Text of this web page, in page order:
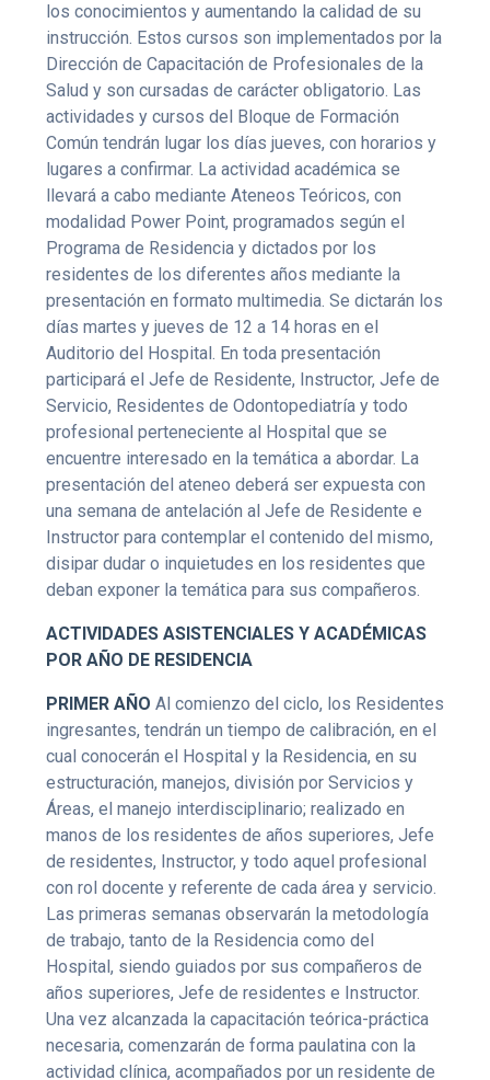
los conocimientos y aumentando la calidad de su
instrucción. Estos cursos son implementados por la
Dirección de Capacitación de Profesionales de la
Salud y son cursadas de carácter obligatorio. Las
actividades y cursos del Bloque de Formación
Común tendrán lugar los días jueves, con horarios y
lugares a confirmar. La actividad académica se
llevará a cabo mediante Ateneos Teóricos, con
modalidad Power Point, programados según el
Programa de Residencia y dictados por los
residentes de los diferentes años mediante la
presentación en formato multimedia. Se dictarán los
días martes y jueves de 12 a 14 horas en el
Auditorio del Hospital. En toda presentación
participará el Jefe de Residente, Instructor, Jefe de
Servicio, Residentes de Odontopediatría y todo
profesional perteneciente al Hospital que se
encuentre interesado en la temática a abordar. La
presentación del ateneo deberá ser expuesta con
una semana de antelación al Jefe de Residente e
Instructor para contemplar el contenido del mismo,
disipar dudar o inquietudes en los residentes que
deban exponer la temática para sus compañeros.
ACTIVIDADES ASISTENCIALES Y ACADÉMICAS
POR AÑO DE RESIDENCIA
PRIMER AÑO Al comienzo del ciclo, los Residentes
ingresantes, tendrán un tiempo de calibración, en el
cual conocerán el Hospital y la Residencia, en su
estructuración, manejos, división por Servicios y
Áreas, el manejo interdisciplinario; realizado en
manos de los residentes de años superiores, Jefe
de residentes, Instructor, y todo aquel profesional
con rol docente y referente de cada área y servicio.
Las primeras semanas observarán la metodología
de trabajo, tanto de la Residencia como del
Hospital, siendo guiados por sus compañeros de
años superiores, Jefe de residentes e Instructor.
Una vez alcanzada la capacitación teórica-práctica
necesaria, comenzarán de forma paulatina con la
actividad clínica, acompañados por un residente de